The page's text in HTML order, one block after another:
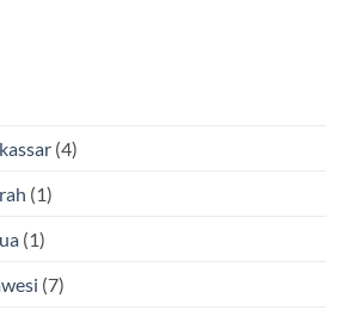
(4)
(1)
(1)
(7)